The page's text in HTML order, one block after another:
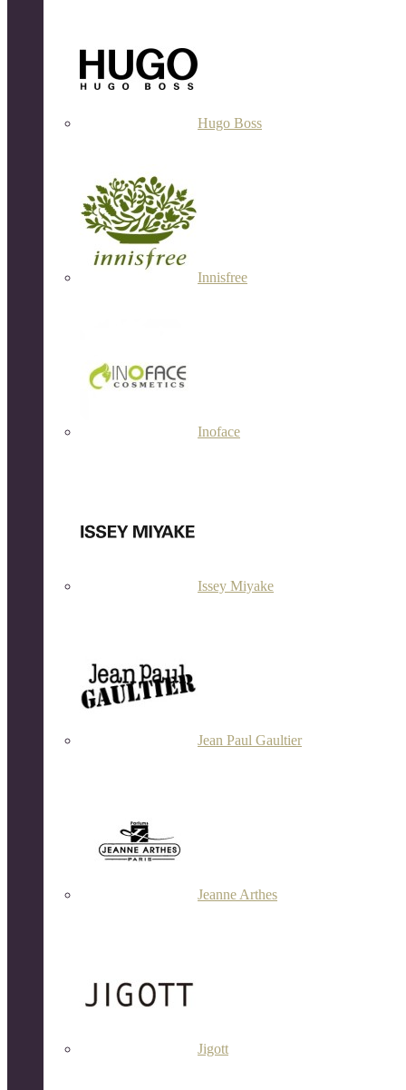
Hugo Boss
Innisfree
Inoface
Issey Miyake
Jean Paul Gaultier
Jeanne Arthes
Jigott